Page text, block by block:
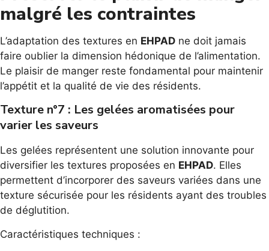
malgré les contraintes
L’adaptation des textures en EHPAD ne doit jamais
faire oublier la dimension hédonique de l’alimentation.
Le plaisir de manger reste fondamental pour maintenir
l’appétit et la qualité de vie des résidents.
Texture n°7 : Les gelées aromatisées pour
varier les saveurs
Les gelées représentent une solution innovante pour
diversifier les textures proposées en EHPAD. Elles
permettent d’incorporer des saveurs variées dans une
texture sécurisée pour les résidents ayant des troubles
de déglutition.
Caractéristiques techniques :